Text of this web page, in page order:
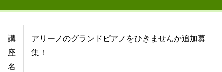
講
座
名
アリーノのグランドピアノをひきませんか追加募
集！